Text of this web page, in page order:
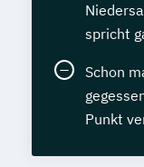
spricht
Schon
Punkt